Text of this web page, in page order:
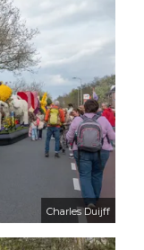
Charles Duijff